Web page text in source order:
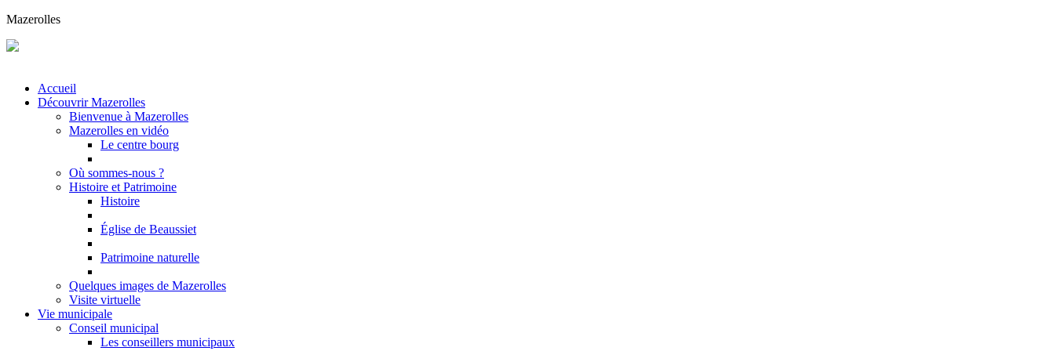
Mazerolles
Accueil
Découvrir Mazerolles
Bienvenue à Mazerolles
Mazerolles en vidéo
Le centre bourg
Où sommes-nous ?
Histoire et Patrimoine
Histoire
Église de Beaussiet
Patrimoine naturelle
Quelques images de Mazerolles
Visite virtuelle
Vie municipale
Conseil municipal
Les conseillers municipaux